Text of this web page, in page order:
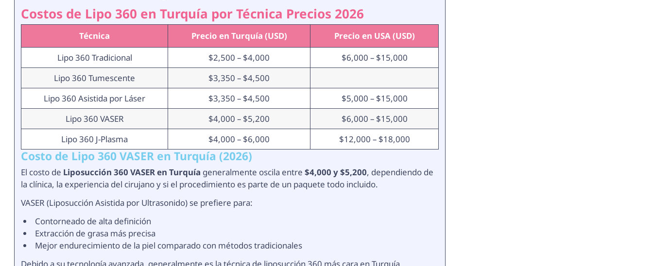
Costos de Lipo 360 en Turquía por Técnica Precios 2026
Técnica Precio en Turquía (USD)
Precio en USA (USD)
Lipo 360 Tradicional
$2,500 – $4,000
$6,000 – $15,000
Lipo 360 Tumescente
$3,350 – $4,500
Lipo 360 Asistida por Láser
$3,350 – $4,500
$5,000 – $15,000
Lipo 360 VASER
$4,000 – $5,200
$6,000 – $15,000
Lipo 360 J-Plasma
$4,000 – $6,000 $12,000 – $18,000
Costo de Lipo 360 VASER en Turquía (2026)
El costo de Liposucción 360 VASER en Turquía generalmente oscila entre$4,000 y $5,200, dependiendo de
la clínica, la experiencia del cirujano y si el procedimiento es parte de un paquete todo incluido.
VASER (Liposucción Asistida por Ultrasonido) se prefiere para:
Contorneado de alta definición
Extracción de grasa más precisa
Mejor endurecimiento de la piel comparado con métodos tradicionales
Debido a su tecnología avanzada, generalmente es la técnica de liposucción 360 más cara en Turquía.